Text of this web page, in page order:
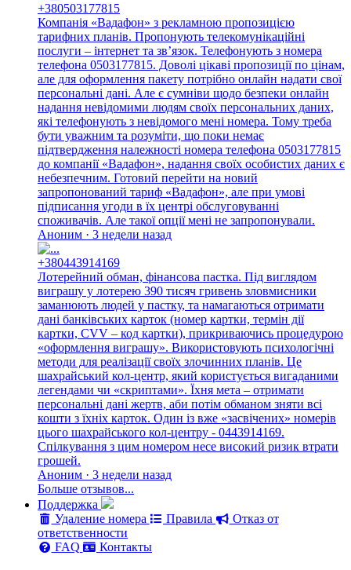
+380503177815
Компанія «Вадафон» з рекламною пропозицією
тарифних планів. Пропонують телекомунікаційні
послуги – інтернет та зв’язок. Телефонують з номера
телефона 0503177815. Доволі цікаві пропозиції по цінам,
але для оформлення пакету потрібно онлайн надати свої
персональні дані. Але є сумніви щодо безпеки онлайн
надання невідомими людям своїх персональних даних,
які телефонують з невідомого мені номера. Тому треба
бути уважним та розуміти, що поки немає
підтвердження належності номера телефона 0503177815
до компанії «Вадафон», надання своїх особистих даних є
небезпечним. Готовий перейти на новий
запропонований тариф «Вадафон», але при умові
підписання угоди в їх центрі обслуговуванні
споживачів. Але такої опції мені не запропонували.
Аноним · 3 недели назад
+380443914169
Лотерейний обман, фінансова пастка. Під виглядом
виграшу у лотерею 390 тисяч гривень зловмисники
заманюють людей у пастку, та намагаються отримати
дані банківських карток (номер картки, термін дії
картки, CVV – код картки), прикриваючись процедурою
«оформлення виграшу». Використовують психологічні
методи для реалізації своїх злочинних планів. Це
шахрайський кол-центр, який користується вигаданими
легендами чи «скриптами». Їхня мета – отримати
персональні дані жертв, аби потім обманом зняти всі
кошти з їхніх карток. Один із вже «засвічених» номерів
цього шахрайського кол-центру - 0443914169.
Спілкування з цим номером несе високий ризик втрати
грошей.
Аноним · 3 недели назад
Больше отзывов...
Поддержка
Удаление номера
Правила
Отказ от
ответственности
FAQ
Контакты